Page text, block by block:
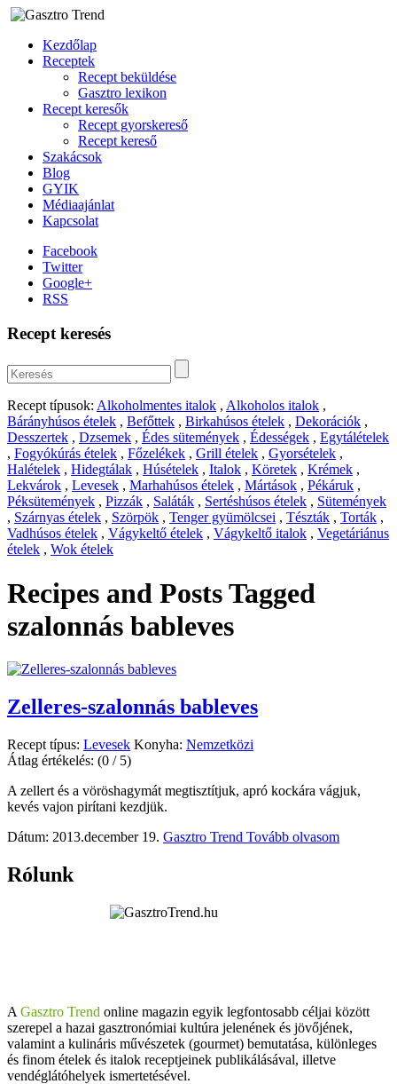
Kezdőlap
Receptek
Recept beküldése
Gasztro lexikon
Recept keresők
Recept gyorskereső
Recept kereső
Szakácsok
Blog
GYIK
Médiaajánlat
Kapcsolat
Facebook
Twitter
Google+
RSS
Recept keresés
Recept típusok: Alkoholmentes italok , Alkoholos italok ,
Bárányhúsos ételek , Befőttek , Birkahúsos ételek , Dekorációk ,
Desszertek , Dzsemek , Édes sütemények , Édességek , Egytálételek
, Fogyókúrás ételek , Főzelékek , Grill ételek , Gyorsételek ,
Halételek , Hidegtálak , Húsételek , Italok , Köretek , Krémek ,
Lekvárok , Levesek , Marhahúsos ételek , Mártások , Pékáruk ,
Péksütemények , Pizzák , Saláták , Sertéshúsos ételek , Sütemények
, Szárnyas ételek , Szörpök , Tenger gyümölcsei , Tészták , Torták ,
Vadhúsos ételek , Vágykeltő ételek , Vágykeltő italok , Vegetáriánus
ételek , Wok ételek
Recipes and Posts Tagged
szalonnás bableves
Zelleres-szalonnás bableves
Recept típus: Levesek Konyha: Nemzetközi
Átlag értékelés: (0 / 5)
A zellert és a vöröshagymát megtisztítjuk, apró kockára vágjuk,
kevés vajon pirítani kezdjük.
Dátum: 2013.december 19. Gasztro Trend Tovább olvasom
Rólunk
A Gasztro Trend online magazin egyik legfontosabb céljai között
szerepel a hazai gasztronómiai kultúra jelenének és jövőjének,
valamint a kulináris művészetek (gourmet) bemutatása, különleges
és finom ételek és italok receptjeinek publikálásával, illetve
vendéglátóhelyek ismertetésével.